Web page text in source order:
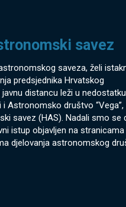
savez
saveza, želi
predsjednika Hrvatskog
distancu leži u
Astronomsko društvo “Vega”,
savez (HAS). Nadali smo se
istup objavljen na stranicama
djelovanja astronomskog